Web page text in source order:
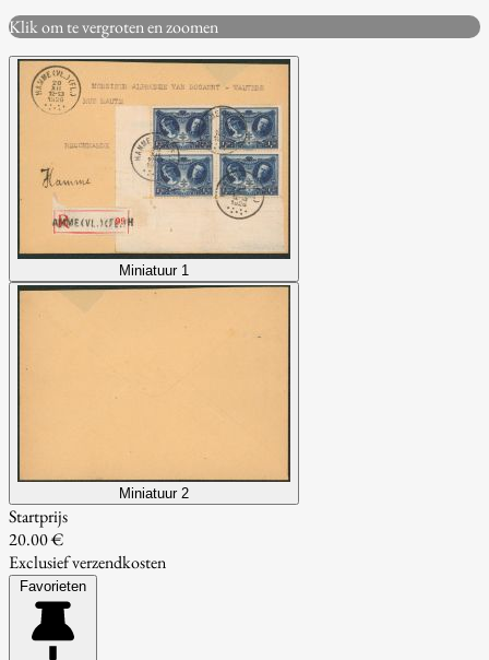
Klik om te vergroten en zoomen
Miniatuur 1
Miniatuur 2
Startprijs
20.00 €
Exclusief verzendkosten
Favorieten